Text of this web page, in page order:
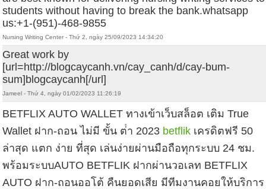
students without having to break the bank.whatsapp
us:+1-(951)-468-9855
Nursing Writing Center - Thứ 2, ngày 25/09/2023 14:34:20
Great work by
[url=http://blogcaycanh.vn/cay_canh/d/cay-bum-
sum]blogcaycanh[/url]
Jameel - Thứ 4, ngày 01/02/2023 11:26:19
BETFLIX AUTO WALLET ทางเข้าเว็บสล็อต เติม True
Wallet ฝาก-ถอน ไม่มี ขั้น ต่ํา 2023 betflik เครดิตฟรี 50
ล่าสุด แตก ง่าย ที่สุด เล่นง่ายผ่านมือถือทุกระบบ 24 ชม.
พร้อมระบบAUTO BETFLIK ฝากผ่านวอเลท BETFLIX
AUTO ฝาก-ถอนออโต้ คืนยอดเสีย มีทีมงานคอยให้บริการ